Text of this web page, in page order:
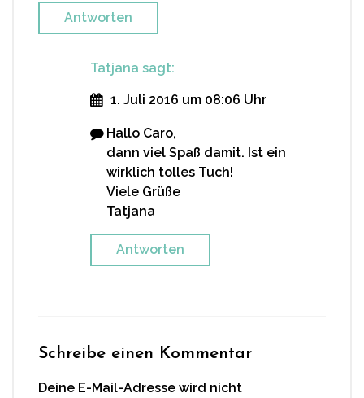
Antworten
Tatjana sagt:
1. Juli 2016 um 08:06 Uhr
Hallo Caro,
dann viel Spaß damit. Ist ein
wirklich tolles Tuch!
Viele Grüße
Tatjana
Antworten
Schreibe einen Kommentar
Deine E-Mail-Adresse wird nicht